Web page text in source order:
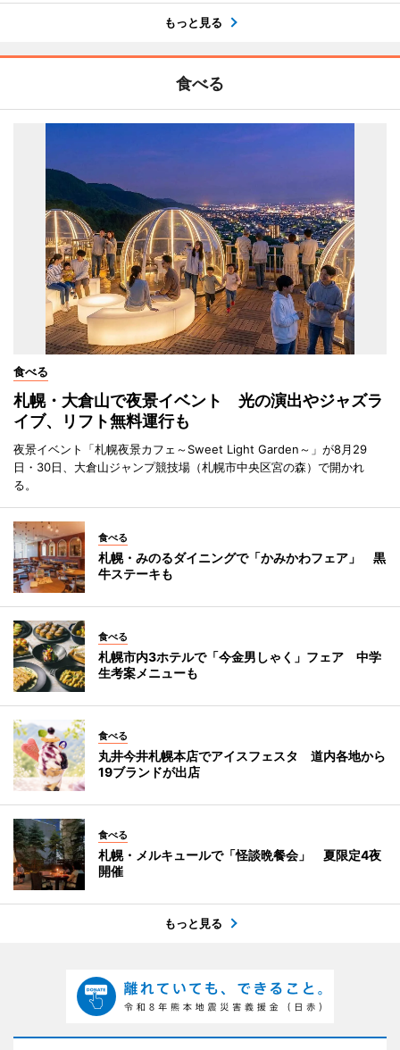
もっと見る
食べる
食べる
札幌・大倉山で夜景イベント 光の演出やジャズラ
イブ、リフト無料運行も
夜景イベント「札幌夜景カフェ～Sweet Light Garden～」が8月29
日・30日、大倉山ジャンプ競技場（札幌市中央区宮の森）で開かれ
る。
食べる
札幌・みのるダイニングで「かみかわフェア」 黒
牛ステーキも
食べる
札幌市内3ホテルで「今金男しゃく」フェア 中学
生考案メニューも
食べる
丸井今井札幌本店でアイスフェスタ 道内各地から
19ブランドが出店
食べる
札幌・メルキュールで「怪談晩餐会」 夏限定4夜
開催
もっと見る